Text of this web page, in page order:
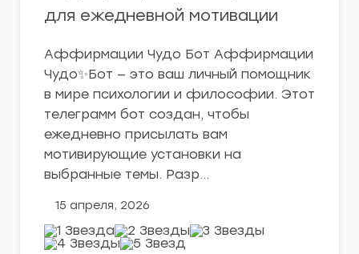
для ежедневной мотивации
Аффирмации Чудо Бот Аффирмации
Чудо✨Бот — это ваш личный помощник
в мире психологии и философии. Этот
телеграмм бот создан, чтобы
ежедневно присылать вам
мотивирующие установки на
выбранные темы. Разр…
15 апреля, 2026